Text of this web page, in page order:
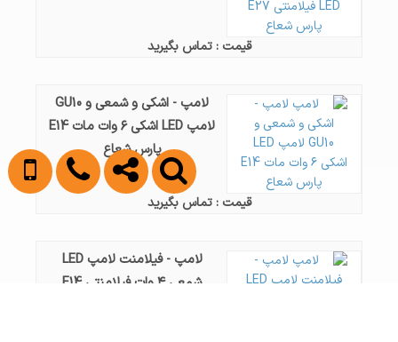
قیمت : تماس بگیرید
لامپ - اشکی و شمعی و GU10
لامپ LED اشکی ۶ وات مات E14
پارس شعاع
قیمت : تماس بگیرید
لامپ - فیلامنت لامپ LED
شمعی ۴ وات فیلامنتی E14